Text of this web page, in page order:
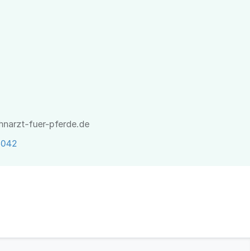
fuer-pferde.de